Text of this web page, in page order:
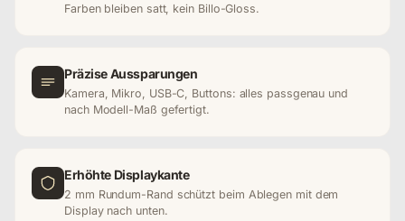
Farben bleiben satt, kein Billo-Gloss.
Präzise Aussparungen
Kamera, Mikro, USB-C, Buttons: alles passgenau und
nach Modell-Maß gefertigt.
Erhöhte Displaykante
2 mm Rundum-Rand schützt beim Ablegen mit dem
Display nach unten.